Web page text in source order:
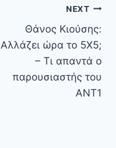
NEXT
Θάνος Κιούσης:
Αλλάζει ώρα το 5Χ5;
– Τι απαντά ο
παρουσιαστής του
ΑΝΤ1